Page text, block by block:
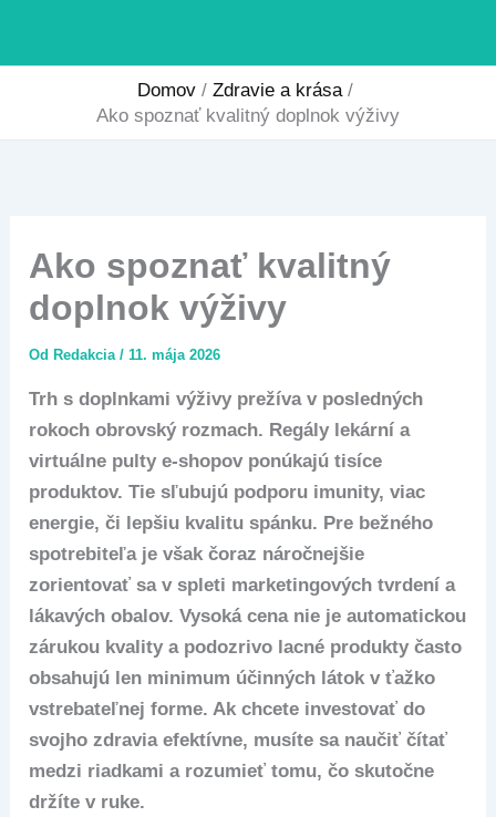
Domov
Zdravie a krása
Ako spoznať kvalitný doplnok výživy
Ako spoznať kvalitný
doplnok výživy
Od Redakcia/11. mája 2026
Trh s doplnkami výživy prežíva v posledných
rokoch obrovský rozmach. Regály lekární a
virtuálne pulty e-shopov ponúkajú tisíce
produktov. Tie sľubujú podporu imunity, viac
energie, či lepšiu kvalitu spánku. Pre bežného
spotrebiteľa je však čoraz náročnejšie
zorientovať sa v spleti marketingových tvrdení a
lákavých obalov. Vysoká cena nie je automatickou
zárukou kvality a podozrivo lacné produkty často
obsahujú len minimum účinných látok v ťažko
vstrebateľnej forme. Ak chcete investovať do
svojho zdravia efektívne, musíte sa naučiť čítať
medzi riadkami a rozumieť tomu, čo skutočne
držíte v ruke.